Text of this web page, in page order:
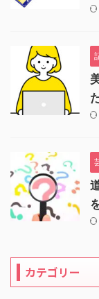
カテゴリー